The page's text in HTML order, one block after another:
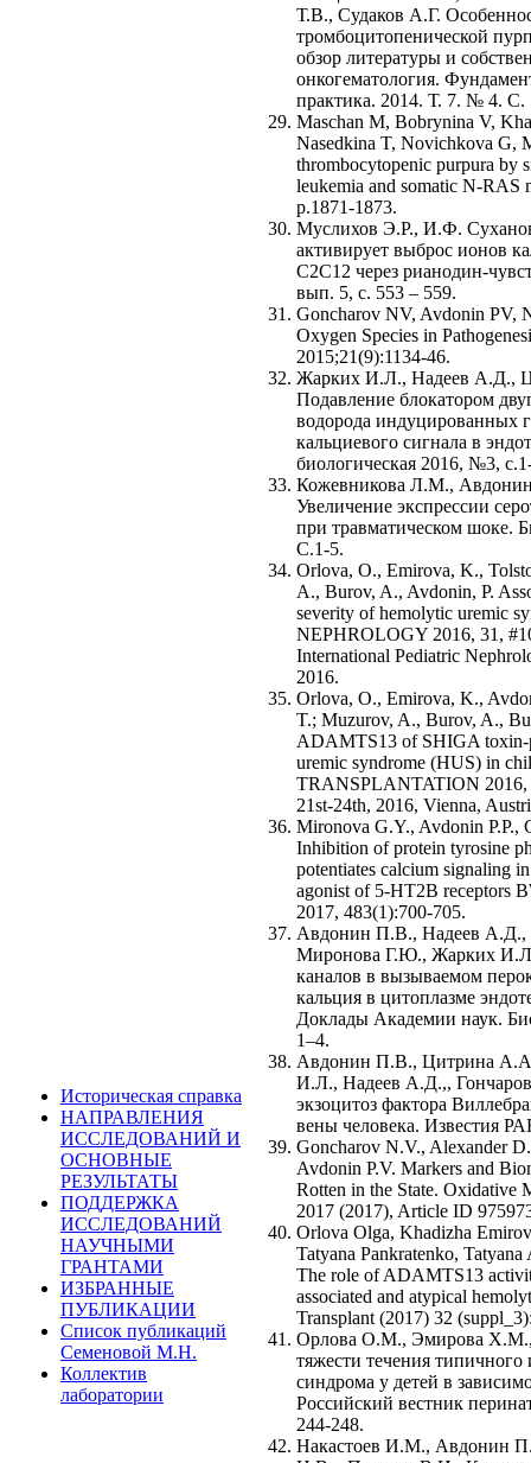
Историческая справка
НАПРАВЛЕНИЯ
ИССЛЕДОВАНИЙ И
ОСНОВНЫЕ
РЕЗУЛЬТАТЫ
ПОДДЕРЖКА
ИССЛЕДОВАНИЙ
НАУЧНЫМИ
ГРАНТАМИ
ИЗБРАННЫЕ
ПУБЛИКАЦИИ
Список публикаций
Семеновой М.Н.
Коллектив
лаборатории
Т.В., Судаков А.Г.
тромбоцитопенической
обзор литературы и
онкогематология.
практика. 2014. Т. 7. № 4. С.
Maschan M, Bobrynina V,
Nasedkina T, Novichkova G,
thrombocytopenic purpura by
leukemia and somatic N-RAS
p.1871-1873.
Муслихов Э.Р., И.Ф.
активирует выброс ионов
C2C12 через рианодин-
вып. 5, с. 553 – 559.
Goncharov NV, Avdonin PV,
Oxygen Species in
2015;21(9):1134-46.
Жарких И.Л., Надеев А.Д.,
Подавление блокатором
водорода индуцированных
кальциевого сигнала в
биологическая 2016, №3,
Кожевникова Л.М.,
Увеличение экспрессии
при травматическом шоке.
С.1-5.
Orlova, O., Emirova, K.,
A., Burov, A., Avdonin, P.
severity of hemolytic uremic
NEPHROLOGY 2016, 31,
International Pediatric
2016.
Orlova, O., Emirova, K.,
T.; Muzurov, A., Burov, A.,
ADAMTS13 of SHIGA toxin-
uremic syndrome (HUS) in
TRANSPLANTATION 2016,
21st-24th, 2016, Vienna,
Mironova G.Y., Avdonin P.P.,
Inhibition of protein tyrosine
potentiates calcium signaling
agonist of 5-HT2B receptors
2017, 483(1):700-705.
Авдонин П.В., Надеев
Миронова Г.Ю., Жарких
каналов в вызываемом
кальция в цитоплазме
Доклады Академии наук.
1–4.
Авдонин П.В., Цитрина
И.Л., Надеев А.Д.,,
экзоцитоз фактора
вены человека. Известия
Goncharov N.V., Alexander
Avdonin P.V. Markers and
Rotten in the State. Oxidative
2017 (2017), Article ID
Orlova Olga, Khadizha
Tatyana Pankratenko,
The role of ADAMTS13
associated and atypical
Transplant (2017) 32
Орлова О.М., Эмирова Х.М.,
тяжести течения
синдрома у детей в
Российский вестник
244-248.
Накастоев И.М., Авдонин